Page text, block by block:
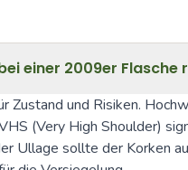
einer 2009er Flasche
und Risiken.
(Very High Shoulder)
Ullage sollte der Korken